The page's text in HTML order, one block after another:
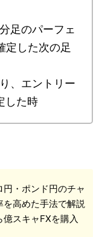
足のパーフェ
定した次の足
、エントリー
した時
・ポンド円のチャ
を高めた手法で解説
スキャFXを購入